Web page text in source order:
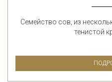
Семейство сов, из
тенистой